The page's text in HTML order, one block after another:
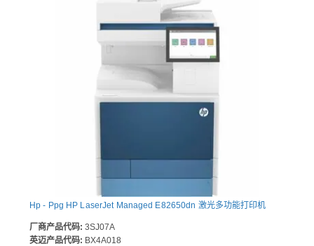
Hp - Ppg HP LaserJet Managed E82650dn 激光多功能打印机
厂商产品代码: 3SJ07A
英迈产品代码: BX4A018